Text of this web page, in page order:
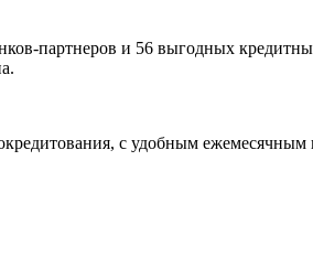
партнеров и 56 выгодных
с удобным